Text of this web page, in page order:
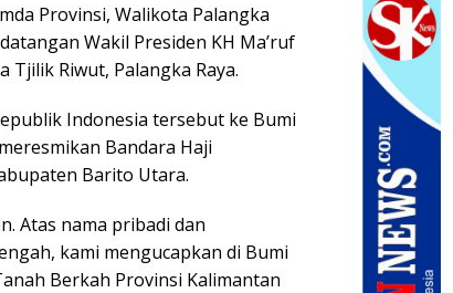
Provinsi, Walikota Palangka
Wakil Presiden KH Ma’ruf
Tjilik Riwut, Palangka Raya.
Indonesia tersebut ke Bumi
Bandara Haji
Barito Utara.
Atas nama pribadi dan
kami mengucapkan di Bumi
Berkah Provinsi Kalimantan